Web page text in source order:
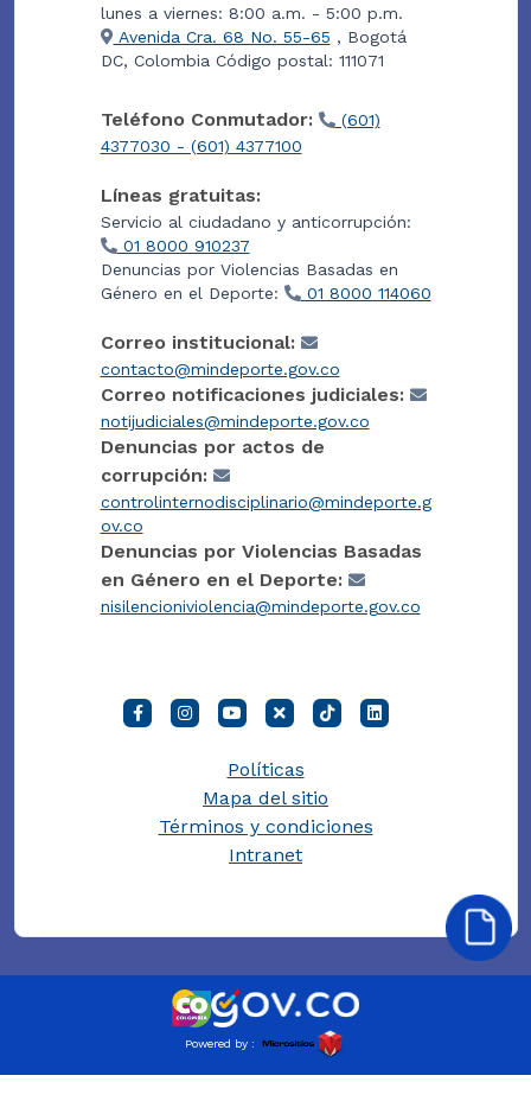
lunes a viernes: 8:00 a.m. - 5:00 p.m.
Avenida Cra. 68 No. 55-65 , Bogotá
DC, Colombia Código postal: 111071
Teléfono Conmutador:
(601)
4377030 - (601) 4377100
Líneas gratuitas:
Servicio al ciudadano y anticorrupción:
01 8000 910237
Denuncias por Violencias Basadas en
Género en el Deporte:
01 8000 114060
Correo institucional:
contacto@mindeporte.gov.co
Correo notificaciones judiciales:
notijudiciales@mindeporte.gov.co
Denuncias por actos de
corrupción:
controlinternodisciplinario@mindeporte.g
ov.co
Denuncias por Violencias Basadas
en Género en el Deporte:
nisilencioniviolencia@mindeporte.gov.co
Políticas
Mapa del sitio
Términos y condiciones
Intranet
Powered by :